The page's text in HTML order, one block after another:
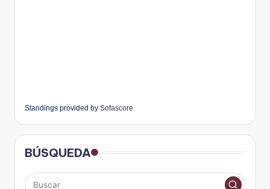
Standings provided by Sofascore
BÚSQUEDA